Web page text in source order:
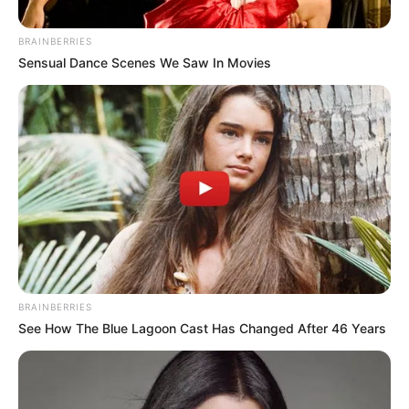
Archivo
Identifican vehículos y cómplices de la fuga del
narcotraficante alias “Pichi” en Medellín
Por:Diego Alejandro Escobar Calle
BRAINBERRIES
Sensual Dance Scenes We Saw In Movies
BRAINBERRIES
See How The Blue Lagoon Cast Has Changed After 46 Years